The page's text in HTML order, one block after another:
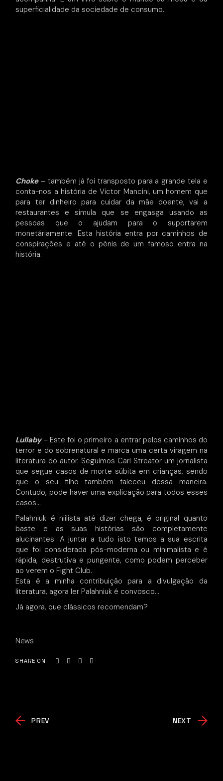
superficialidade da sociedade de consumo.
Choke– também já foi transposto para a grande tela e
conta-nos a história de Victor Mancini, um homem que
para ter dinheiro para cuidar da mãe doente, vai a
restaurantes e simula que se engasga usando as
pessoas que o ajudam para o suportarem
monetáriamente. Esta história entra por caminhos de
conspirações e até o pénis de um famoso entra na
história.
Lullaby– Este foi o primeiro a entrar pelos caminhos do
terror e do sobrenatural e marca uma certa viragem na
literatura do autor. Seguimos Carl Streator um jornalista
que segue casos de morte súbita em crianças, sendo
que o seu filho também faleceu dessa maneira.
Contudo, pode haver uma explicação para todos esses
casos…
Palahniuk é niilista até dizer chega, é original quanto
baste e as suas histórias são completamente
alucinantes. A juntar a tudo isto temos a sua escrita
que foi considerada pós-moderna ou minimalista e é
rápida, destrutiva e pungente, como podem perceber
ao verem o Fight Club.
Esta é a minha contribuição para a divulgação da
literatura, agora ler Palahniuk é convosco…
Já agora, que clássicos recomendam?
News
SHARE ON
PREV NEXT